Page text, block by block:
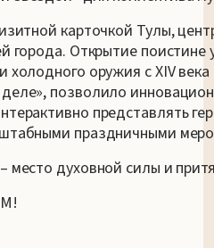
карточкой Тулы,
города. Открытие
холодного оружия с XIV
позволило
представлять
праздничными
место духовной силы и